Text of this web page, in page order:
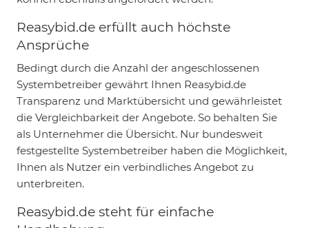
Reasybid.de erfüllt auch höchste
Ansprüche
Bedingt durch die Anzahl der angeschlossenen
Systembetreiber gewährt Ihnen Reasybid.de
Transparenz und Marktübersicht und gewährleistet
die Vergleichbarkeit der Angebote. So behalten Sie
als Unternehmer die Übersicht. Nur bundesweit
festgestellte Systembetreiber haben die Möglichkeit,
Ihnen als Nutzer ein verbindliches Angebot zu
unterbreiten.
Reasybid.de steht für einfache